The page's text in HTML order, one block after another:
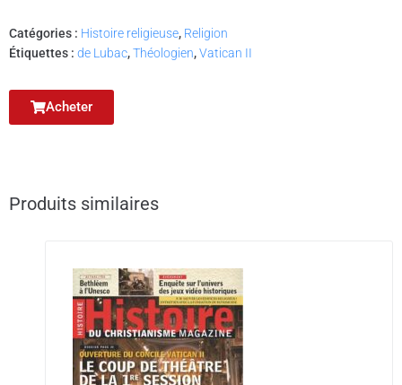
Catégories : Histoire religieuse, Religion
Étiquettes : de Lubac,Théologien,Vatican II
Acheter
Produits similaires